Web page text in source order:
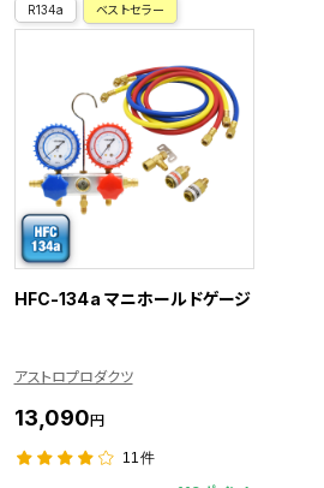
R134a ベストセラー
HFC-134a マニホールドゲージ
アストロプロダクツ
13,090円
11件